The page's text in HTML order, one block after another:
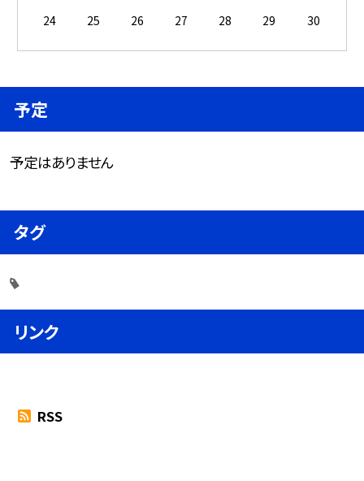
24
25 26 27 28 29 30
予定
予定はありません
タグ
リンク
RSS